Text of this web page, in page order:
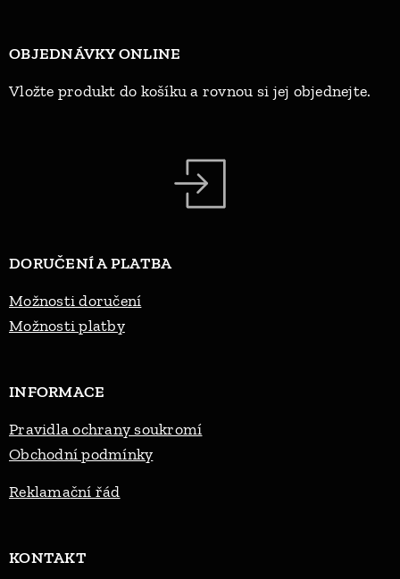
OBJEDNÁVKY ONLINE
Vložte produkt do košíku a rovnou si jej objednejte.
DORUČENÍ A PLATBA
Možnosti doručení
Možnosti platby
INFORMACE
Pravidla ochrany soukromí
Obchodní podmínky
Reklamační řád
KONTAKT